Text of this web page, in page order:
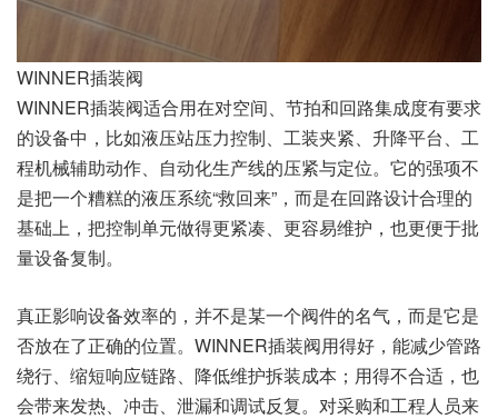
WINNER插装阀
WINNER插装阀适合用在对空间、节拍和回路集成度有要求
的设备中，比如液压站压力控制、工装夹紧、升降平台、工
程机械辅助动作、自动化生产线的压紧与定位。它的强项不
是把一个糟糕的液压系统“救回来”，而是在回路设计合理的
基础上，把控制单元做得更紧凑、更容易维护，也更便于批
量设备复制。
真正影响设备效率的，并不是某一个阀件的名气，而是它是
否放在了正确的位置。WINNER插装阀用得好，能减少管路
绕行、缩短响应链路、降低维护拆装成本；用得不合适，也
会带来发热、冲击、泄漏和调试反复。对采购和工程人员来